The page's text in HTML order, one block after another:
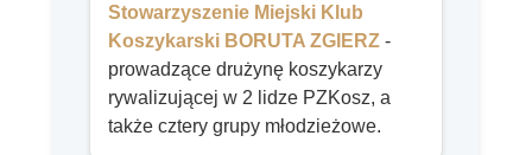
Stowarzyszenie Miejski Klub
Koszykarski BORUTA ZGIERZ -
prowadzące drużynę koszykarzy
rywalizującej w 2 lidze PZKosz, a
także cztery grupy młodzieżowe.